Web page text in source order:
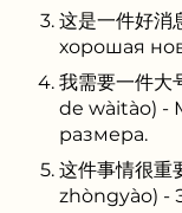
这是一件好
хорошая
我需要一件
de wàitào) -
размера.
这件事情很
zhòngyào) -